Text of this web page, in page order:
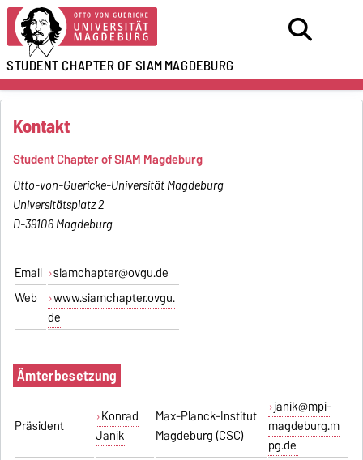
STUDENT CHAPTER OF SIAMMAGDEBURG
Kontakt
Student Chapter of SIAM Magdeburg
Otto-von-Guericke-Universität Magdeburg
Universitätsplatz 2
D-39106 Magdeburg
Email siamchapter@ovgu.de
Web
www.siamchapter.ovgu.
de
Ämterbesetzung
Präsident
Konrad
Janik
Max-Planck-Institut
Magdeburg (CSC)
janik@mpi-
magdeburg.m
pg.de